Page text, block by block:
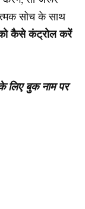
सोच के साथ
कैसे कंट्रोल करें
लिए बुक नाम पर